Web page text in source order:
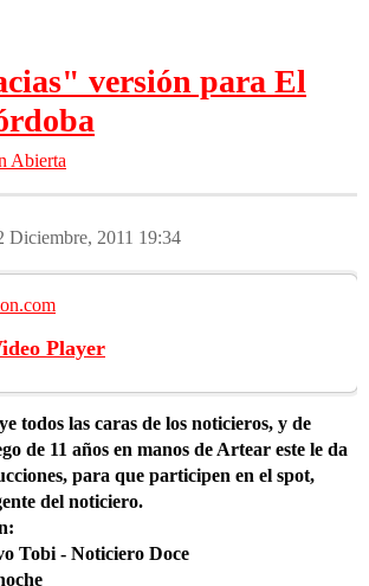
versión para El
Abierta
Diciembre, 2011 19:34
Player
todos las caras de los noticieros, y de
de 11 años en manos de Artear este le da
para que participen en el spot,
del noticiero.
Tobi - Noticiero Doce